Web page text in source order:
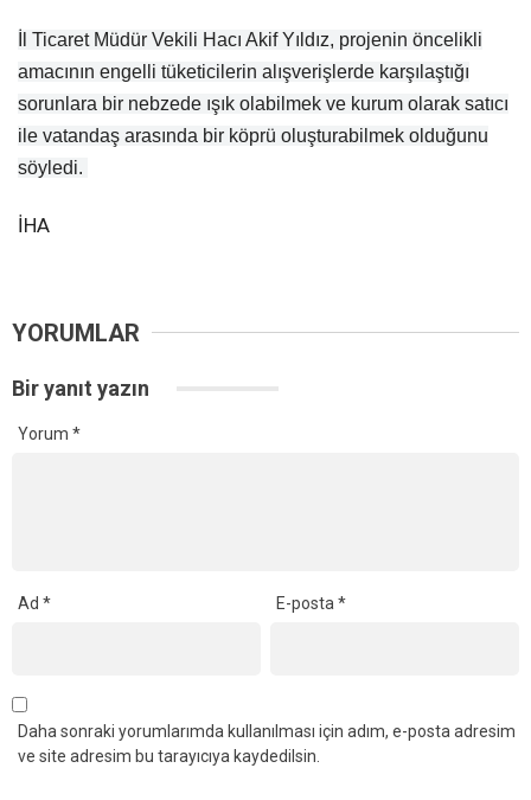
İl Ticaret Müdür Vekili Hacı Akif Yıldız, projenin öncelikli
amacının engelli tüketicilerin alışverişlerde karşılaştığı
sorunlara bir nebzede ışık olabilmek ve kurum olarak satıcı
ile vatandaş arasında bir köprü oluşturabilmek olduğunu
söyledi.
İHA
YORUMLAR
Bir yanıt yazın
Yorum *
Ad * E-posta*
Daha sonraki yorumlarımda kullanılması için adım, e-posta adresim
ve site adresim bu tarayıcıya kaydedilsin.